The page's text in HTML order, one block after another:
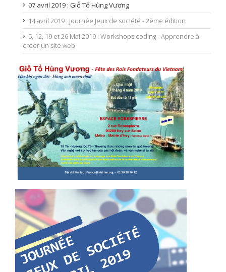
07 avril 2019 : Giỗ Tổ Hùng Vương
14 avril 2019 : Journée Jeux de société - 2ème édition
5, 12, 19 et 26 Mai 2019 : Workshops coding - Apprendre à
créer un site web